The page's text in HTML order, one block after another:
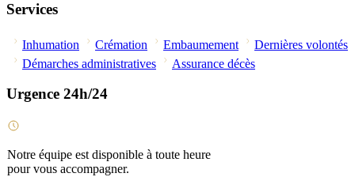
Services
Inhumation Crémation Embaumement
Dernières volontés
Démarches administratives
Assurance décès
Urgence 24h/24
Notre équipe est disponible à toute heure
pour vous accompagner.